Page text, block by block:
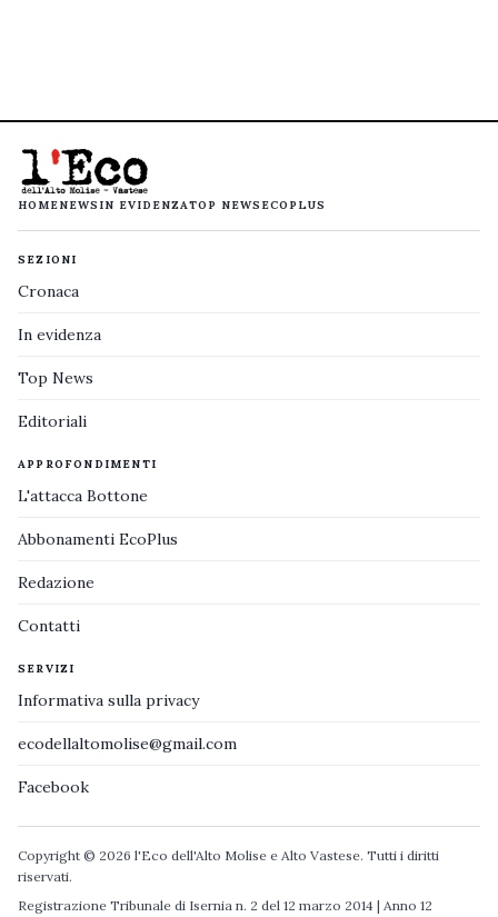
HOMENEWS IN EVIDENZATOP NEWS ECOPLUS
SEZIONI
Cronaca
In evidenza
Top News
Editoriali
APPROFONDIMENTI
L'attacca Bottone
Abbonamenti EcoPlus
Redazione
Contatti
SERVIZI
Informativa sulla privacy
ecodellaltomolise@gmail.com
Facebook
Copyright © 2026 l'Eco dell'Alto Molise e Alto Vastese. Tutti i diritti
riservati.
Registrazione Tribunale di Isernia n. 2 del 12 marzo 2014 | Anno 12